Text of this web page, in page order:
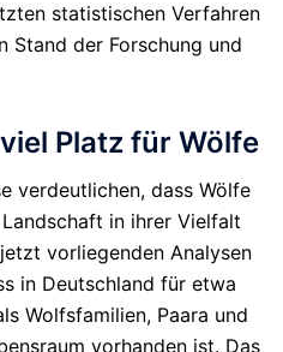
statistischen Verfahren
Stand der Forschung und
Platz für Wölfe
verdeutlichen, dass Wölfe
in ihrer Vielfalt
vorliegenden Analysen
in Deutschland für etwa
Wolfsfamilien, Paara und
vorhanden ist. Das